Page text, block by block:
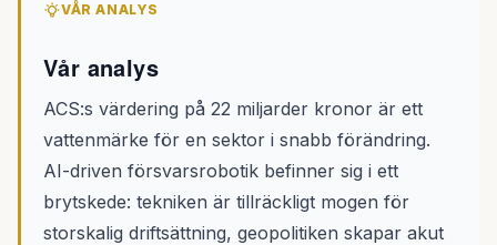
VÅR ANALYS
Vår analys
ACS:s värdering på 22 miljarder kronor är ett
vattenmärke för en sektor i snabb förändring.
AI-driven försvarsrobotik befinner sig i ett
brytskede: tekniken är tillräckligt mogen för
storskalig driftsättning, geopolitiken skapar akut